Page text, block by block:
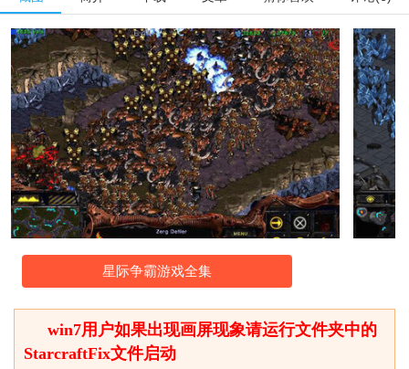
星际争霸游戏全集
win7用户如果出现画屏现象请运行文件夹中的
StarcraftFix文件启动